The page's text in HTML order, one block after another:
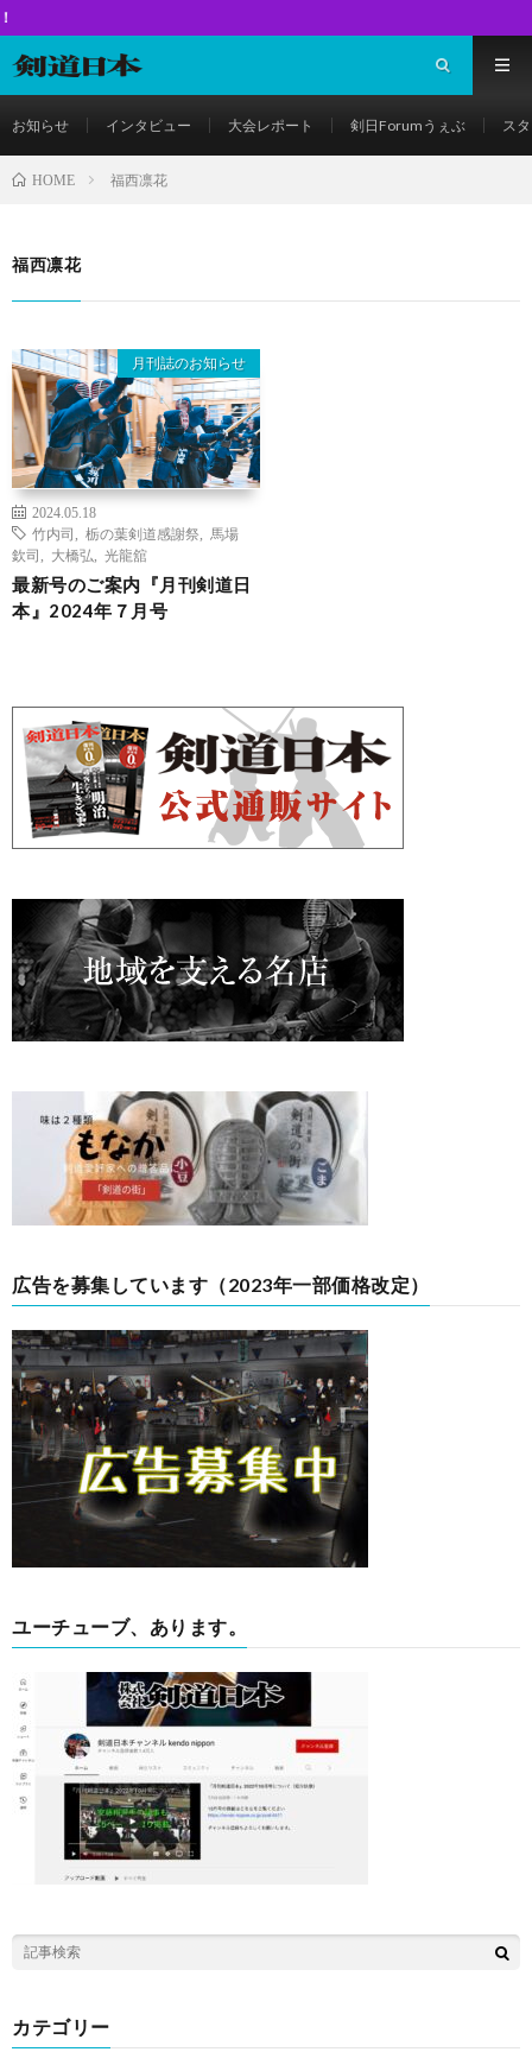
お知らせ インタビュー 大会レポート 剣日Forumうぇぶ ス
HOME 福西凛花
福西凛花
月刊誌のお知らせ
2024.05.18
竹内司
栃の葉剣道感謝祭
馬場
欽司
大橋弘 光龍舘
最新号のご案内『月刊剣道日
本』2024年７月号
広告を募集しています（2023年一部価格改定）
ユーチューブ、あります。
カテゴリー